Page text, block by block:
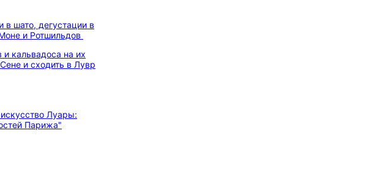
в шато, дегустации в
и Ротшильдов
кальвадоса на их
и сходить в Лувр